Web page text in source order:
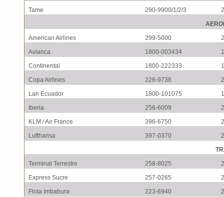
Tame
290-9900/1/2/3
American Airlines
299-5000
Avianca
1800-003434
Continental
1800-222333
Copa Airlines
226-9738
Lan Ecuador
1800-101075
Iberia
256-6009
KLM / Air France
396-6750
Lufthansa
397-0370
Terminal Terrestre
258-8025
Express Sucre
257-0265
Flota Imbabura
223-6940